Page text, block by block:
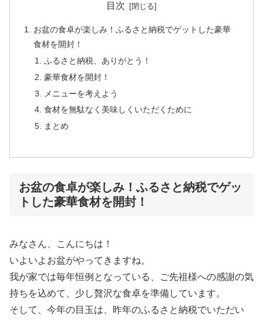
目次
お盆の食卓が楽しみ！ふるさと納税でゲットした豪華
食材を開封！
ふるさと納税、ありがとう！
豪華食材を開封！
メニューを考えよう
食材を無駄なく美味しくいただくために
まとめ
お盆の食卓が楽しみ！ふるさと納税でゲッ
トした豪華食材を開封！
みなさん、こんにちは！
いよいよお盆がやってきますね。
我が家では毎年恒例となっている、ご先祖様への感謝の気
持ちを込めて、少し贅沢な食卓を準備しています。
そして、今年の目玉は、昨年のふるさと納税でいただい